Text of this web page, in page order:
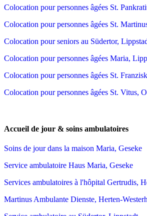
Colocation pour personnes âgées St.
Colocation pour personnes âgées St.
Colocation pour seniors au Südertor,
Colocation pour personnes âgées Maria,
Colocation pour personnes âgées St.
Colocation pour personnes âgées St. Vitus,
Accueil de jour & soins ambulatoires
Soins de jour dans la maison Maria, Geseke
Service ambulatoire Haus Maria, Geseke
Services ambulatoires à l'hôpital Gertrudis,
Martinus Ambulante Dienste, Herten-